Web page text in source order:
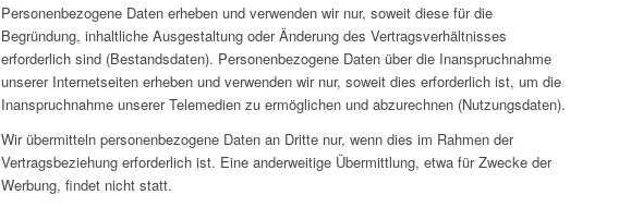
Personenbezogene Daten erheben und verwenden wir nur, soweit diese für die
Begründung, inhaltliche Ausgestaltung oder Änderung des Vertragsverhältnisses
erforderlich sind (Bestandsdaten). Personenbezogene Daten über die Inanspruchnahme
unserer Internetseiten erheben und verwenden wir nur, soweit dies erforderlich ist, um die
Inanspruchnahme unserer Telemedien zu ermöglichen und abzurechnen (Nutzungsdaten).
Wir übermitteln personenbezogene Daten an Dritte nur, wenn dies im Rahmen der
Vertragsbeziehung erforderlich ist. Eine anderweitige Übermittlung, etwa für Zwecke der
Werbung, findet nicht statt.